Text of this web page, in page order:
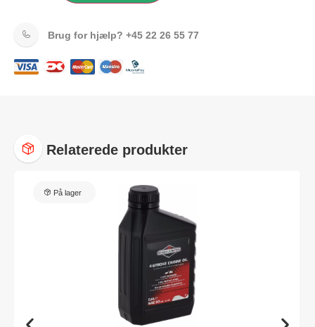
Brug for hjælp? +45 22 26 55 77
Relaterede produkter
På lager